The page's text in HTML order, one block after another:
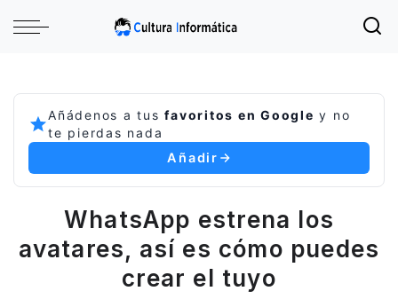
Añádenos a tusfavoritos en Google y no
te pierdas nada
Añadir
WhatsApp estrena los
avatares, así es cómo puedes
crear el tuyo